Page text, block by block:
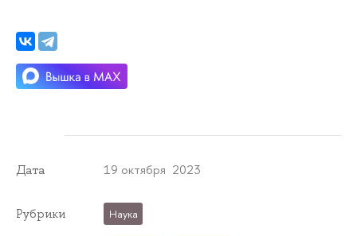
Дата 19 октября 2023
Рубрики Наука